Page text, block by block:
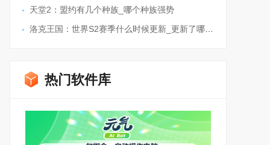
天堂2：盟约有几个种族_哪个种族强势
洛克王国：世界S2赛季什么时候更新_更新了哪些内容
热门软件库